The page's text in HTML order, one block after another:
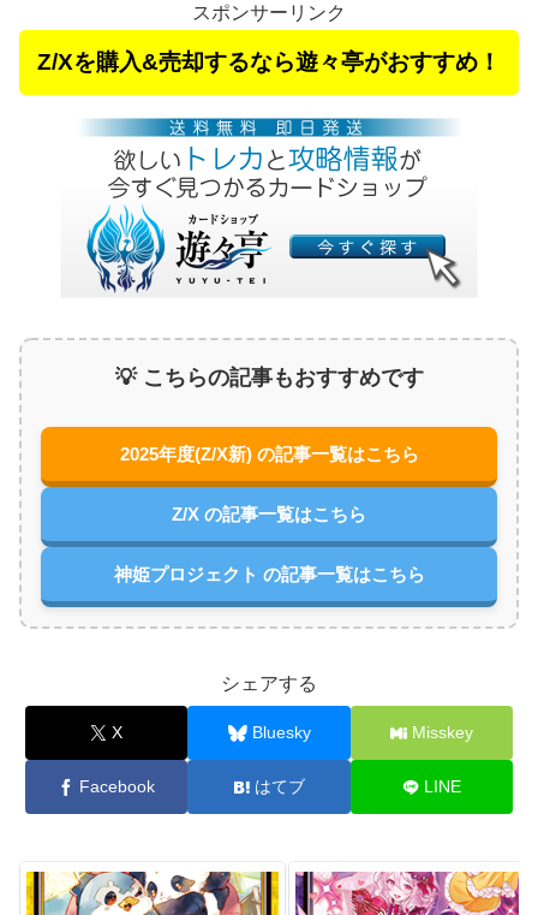
スポンサーリンク
Z/Xを購入&売却するなら遊々亭がおすすめ！
💡 こちらの記事もおすすめです
2025年度(Z/X新) の記事一覧はこちら
Z/X の記事一覧はこちら
神姫プロジェクト の記事一覧はこちら
シェアする
X Bluesky Misskey
Facebook はてブ LINE